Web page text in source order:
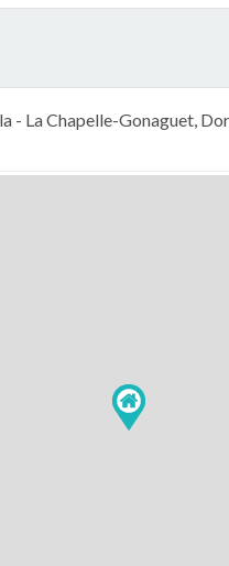
- La Chapelle-Gonaguet,